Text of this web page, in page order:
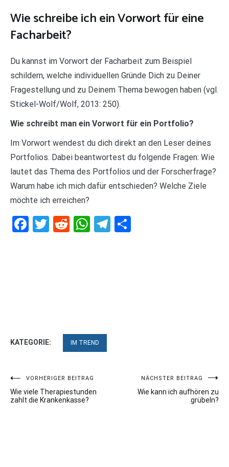
Wie schreibe ich ein Vorwort für eine
Facharbeit?
Du kannst im Vorwort der Facharbeit zum Beispiel
schildern, welche individuellen Gründe Dich zu Deiner
Fragestellung und zu Deinem Thema bewogen haben (vgl.
Stickel-Wolf/Wolf, 2013: 250).
Wie schreibt man ein Vorwort für ein Portfolio?
Im Vorwort wendest du dich direkt an den Leser deines
Portfolios. Dabei beantwortest du folgende Fragen: Wie
lautet das Thema des Portfolios und der Forscherfrage?
Warum habe ich mich dafür entschieden? Welche Ziele
möchte ich erreichen?
Facebook
Twitter
RedditWhatsApp
Telegram
KATEGORIE: IM TREND
Beitragsnavigation
VORHERIGER BEITRAG
Wie viele Therapiestunden
zahlt die Krankenkasse?
NÄCHSTER BEITRAG
Wie kann ich aufhören zu
grübeln?